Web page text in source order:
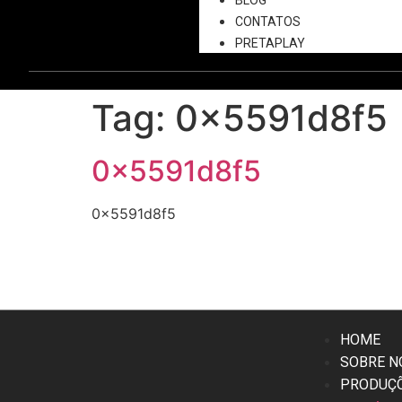
CONTATOS
PRETAPLAY
Tag: 0x5591d8f5
0x5591d8f5
0x5591d8f5
HOME
SOBRE